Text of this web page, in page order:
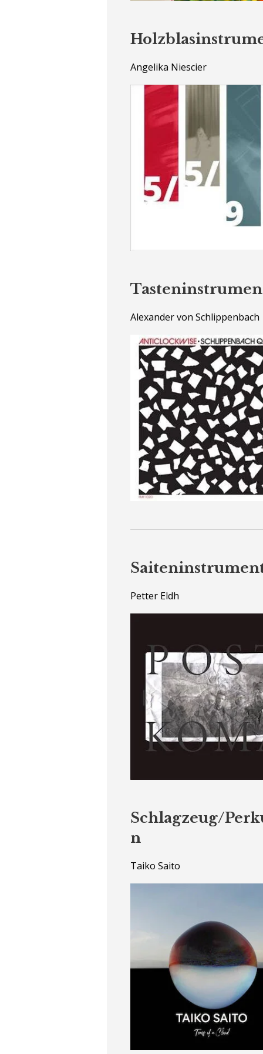
Angelika Niescier
Alexander von Schlippenbach
Petter Eldh
Schlagzeug/
n
Taiko Saito